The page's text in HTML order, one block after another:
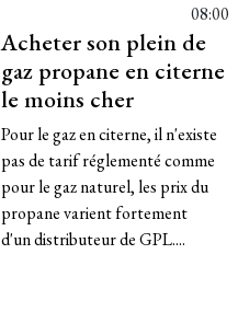
08:00
Acheter son plein de
gaz propane en citerne
le moins cher
Pour le gaz en citerne, il n'existe
pas de tarif réglementé comme
pour le gaz naturel, les prix du
propane varient fortement
d'un distributeur de GPL....